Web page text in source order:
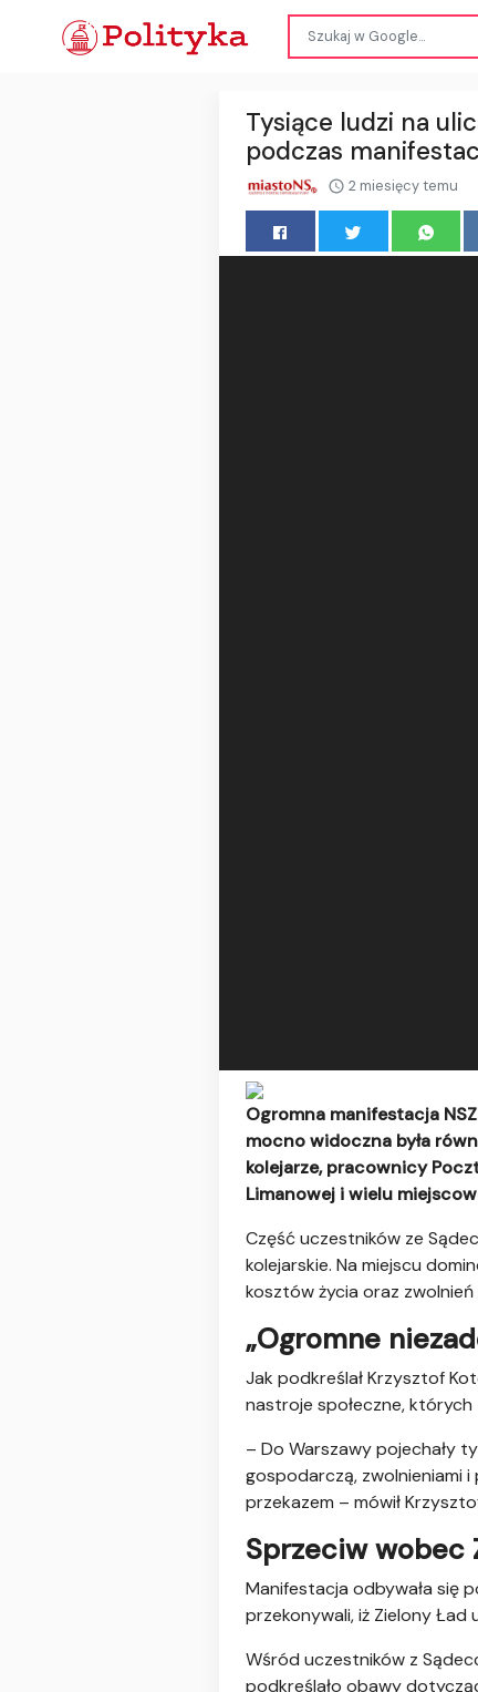
Tysiące ludzi na
podczas
2 miesięcy temu
Ogromna manifestacja
mocno widoczna była
kolejarze, pracownicy
Limanowej i wielu
Część uczestników ze
kolejarskie. Na miejscu
kosztów życia oraz
„Ogromne
Jak podkreślał Krzysztof
nastroje społeczne,
– Do Warszawy pojechały
gospodarczą, zwolnieniami
przekazem – mówił
Sprzeciw wobec
Manifestacja odbywała się
przekonywali, iż Zielony
Wśród uczestników z
podkreślało obawy